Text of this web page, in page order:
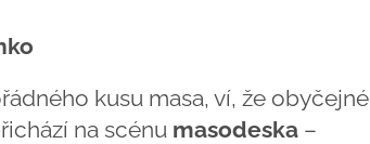
kusu masa, ví, že obyčejné
na scénu masodeska –